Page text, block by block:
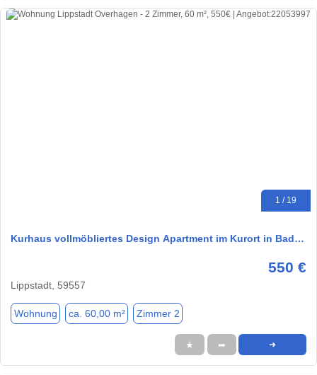
1 / 19
Kurhaus vollmöbliertes Design Apartment im Kurort in Bad…
550 €
Lippstadt, 59557
Wohnung ca. 60,00 m² Zimmer 2
★ ➦ ➜